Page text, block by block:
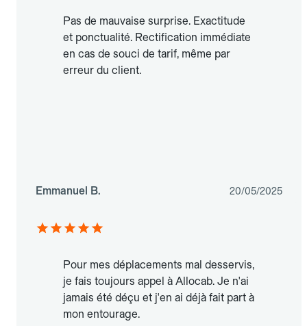
Pas de mauvaise surprise. Exactitude
et ponctualité. Rectification immédiate
en cas de souci de tarif, même par
erreur du client.
Emmanuel B. 20/05/2025
Pour mes déplacements mal desservis,
je fais toujours appel à Allocab. Je n'ai
jamais été déçu et j'en ai déjà fait part à
mon entourage.